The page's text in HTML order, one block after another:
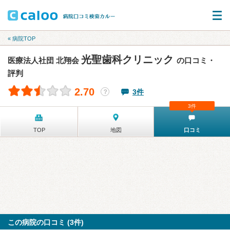
« 病院TOP
医療法人社団 北翔会 光聖歯科クリニック の口コミ・
評判
2.70 ？ 3件
TOP 地図 口コミ
3件
この病院の口コミ (3件)